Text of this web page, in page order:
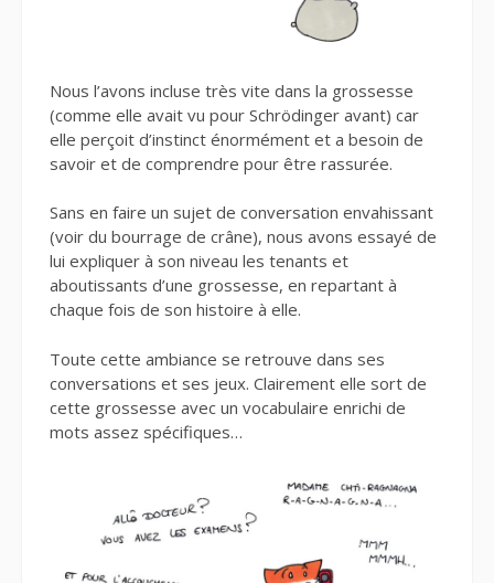
Nous l’avons incluse très vite dans la grossesse
(comme elle avait vu pour Schrödinger avant) car
elle perçoit d’instinct énormément et a besoin de
savoir et de comprendre pour être rassurée.
Sans en faire un sujet de conversation envahissant
(voir du bourrage de crâne), nous avons essayé de
lui expliquer à son niveau les tenants et
aboutissants d’une grossesse, en repartant à
chaque fois de son histoire à elle.
Toute cette ambiance se retrouve dans ses
conversations et ses jeux. Clairement elle sort de
cette grossesse avec un vocabulaire enrichi de
mots assez spécifiques…